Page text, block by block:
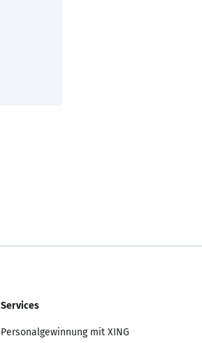
Services
Personalgewinnung mit XING